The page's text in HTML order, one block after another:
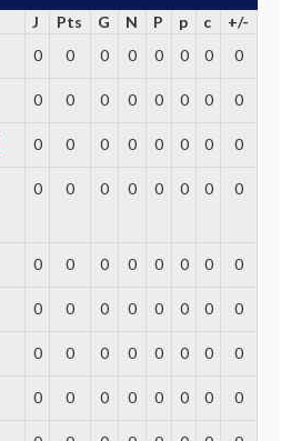
J Pts G N P p c
+/-
0 0 0 0 0 0 0 0
0 0 0 0 0 0 0 0
0 0 0 0 0 0 0 0
0 0 0 0 0 0 0 0
0 0 0 0 0 0 0 0
0 0 0 0 0 0 0 0
0 0 0 0 0 0 0 0
0 0 0 0 0 0 0 0